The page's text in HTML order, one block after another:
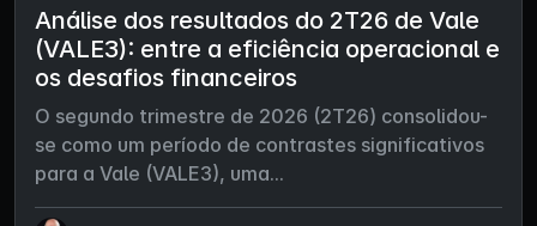
Análise dos resultados do 2T26 de Vale
(VALE3): entre a eficiência operacional e
os desafios financeiros
O segundo trimestre de 2026 (2T26) consolidou-
se como um período de contrastes significativos
para a Vale (VALE3), uma...